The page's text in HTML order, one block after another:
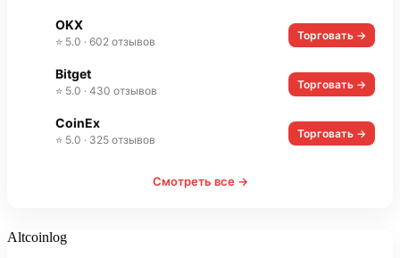
OKX
⭐ 5.0 · 602 отзывов Торговать →
Bitget
⭐ 5.0 · 430 отзывов Торговать →
CoinEx
⭐ 5.0 · 325 отзывов Торговать →
Смотреть все →
Altcoinlog